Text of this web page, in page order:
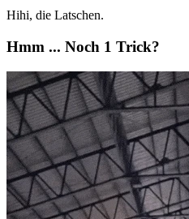
Hihi, die Latschen.
Hmm ... Noch 1 Trick?